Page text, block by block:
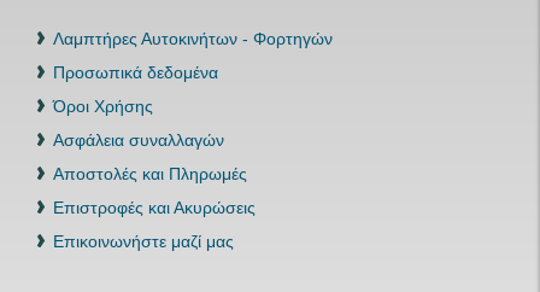
Λαμπτήρες Αυτοκινήτων - Φορτηγών
Προσωπικά δεδομένα
Όροι Χρήσης
Ασφάλεια συναλλαγών
Αποστολές και Πληρωμές
Επιστροφές και Ακυρώσεις
Επικοινωνήστε μαζί μας